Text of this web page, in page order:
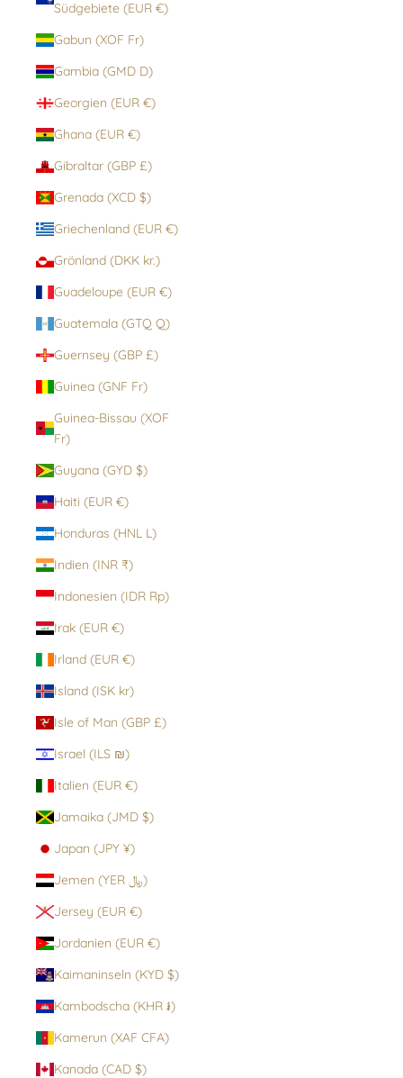
Südgebiete (EUR €)
Gabun (XOF Fr)
Gambia (GMD D)
Georgien (EUR €)
Ghana (EUR €)
Gibraltar (GBP £)
Grenada (XCD $)
Griechenland (EUR €)
Grönland (DKK kr.)
Guadeloupe (EUR €)
Guatemala (GTQ Q)
Guernsey (GBP £)
Guinea (GNF Fr)
Guinea-Bissau (XOF
Fr)
Guyana (GYD $)
Haiti (EUR €)
Honduras (HNL L)
Indien (INR ₹)
Indonesien (IDR Rp)
Irak (EUR €)
Irland (EUR €)
Island (ISK kr)
Isle of Man (GBP £)
Israel (ILS ₪)
Italien (EUR €)
Jamaika (JMD $)
Japan (JPY ¥)
Jemen (YER ﷼)
Jersey (EUR €)
Jordanien (EUR €)
Kaimaninseln (KYD $)
Kambodscha (KHR ៛)
Kamerun (XAF CFA)
Kanada (CAD $)